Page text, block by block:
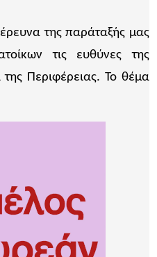
της παράταξής μας
τις ευθύνες της
Περιφέρειας. Το θέμα